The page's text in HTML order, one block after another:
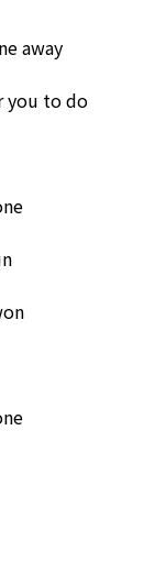
away
you to do